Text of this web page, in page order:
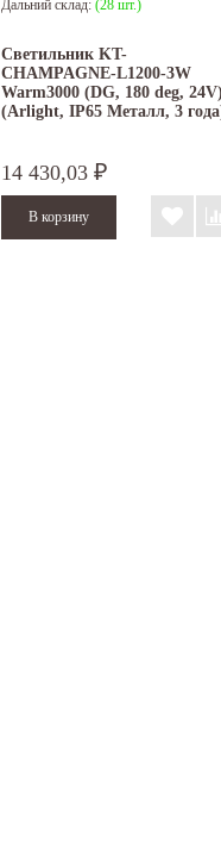
Дальний склад: (28 шт.)
Светильник KT-
CHAMPAGNE-L1200-3W
Warm3000 (DG, 180 deg,
(Arlight, IP65 Металл, 3
14 430,03 ₽